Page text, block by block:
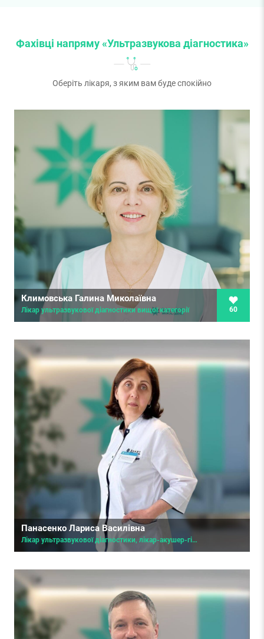
Фахівці напряму «Ультразвукова діагностика»
Оберіть лікаря, з яким вам буде спокійно
60
Климовська Галина Миколаївна
Лікар ультразвукової діагностики вищої категорії
Панасенко Лариса Василівна
Лікар ультразвукової діагностики, лікар-акушер-гінеколог вищої категорії